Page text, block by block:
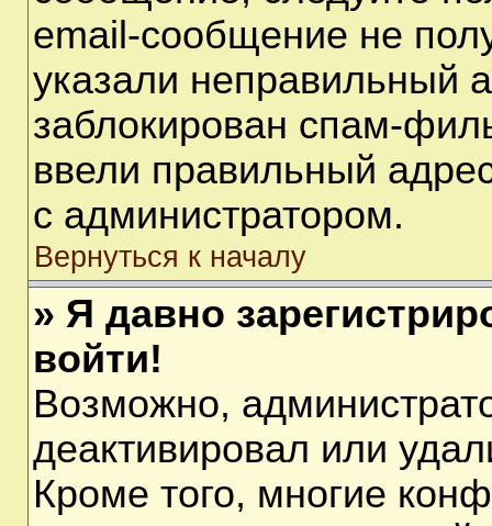
email-сообщение не
указали неправильный
заблокирован спам-
ввели правильный
с администратором.
Вернуться к началу
» Я давно
войти!
Возможно,
деактивировал или
Кроме того, многие